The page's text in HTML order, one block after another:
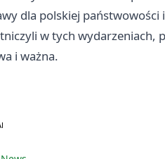
dla polskiej państwowości
w tych wydarzeniach,
i ważna.